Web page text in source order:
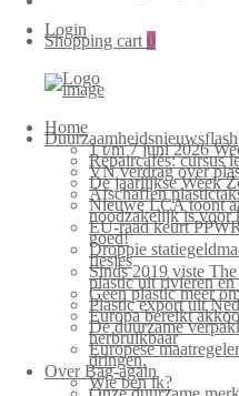
Login
Shopping cart 0
Home
Duurzaamheidsnieuwsflash
1 t/m 7 juni 2026
Repaircafés: cursus
VN verdrag over
De jaarlijkse Week
Afschaffen
Nieuwe LCA toont
noodzakelijk is voor
EU-raad keurt
goed!
Droppie
flesjes
Sinds 2019 viste
plastic uit rivieren en
Geen plastic meer
Plastic export uit
Europa bereikt
De duurzame
herbruikbaar
Europese
dringen.
Over Bag-again
Wie ben ik?